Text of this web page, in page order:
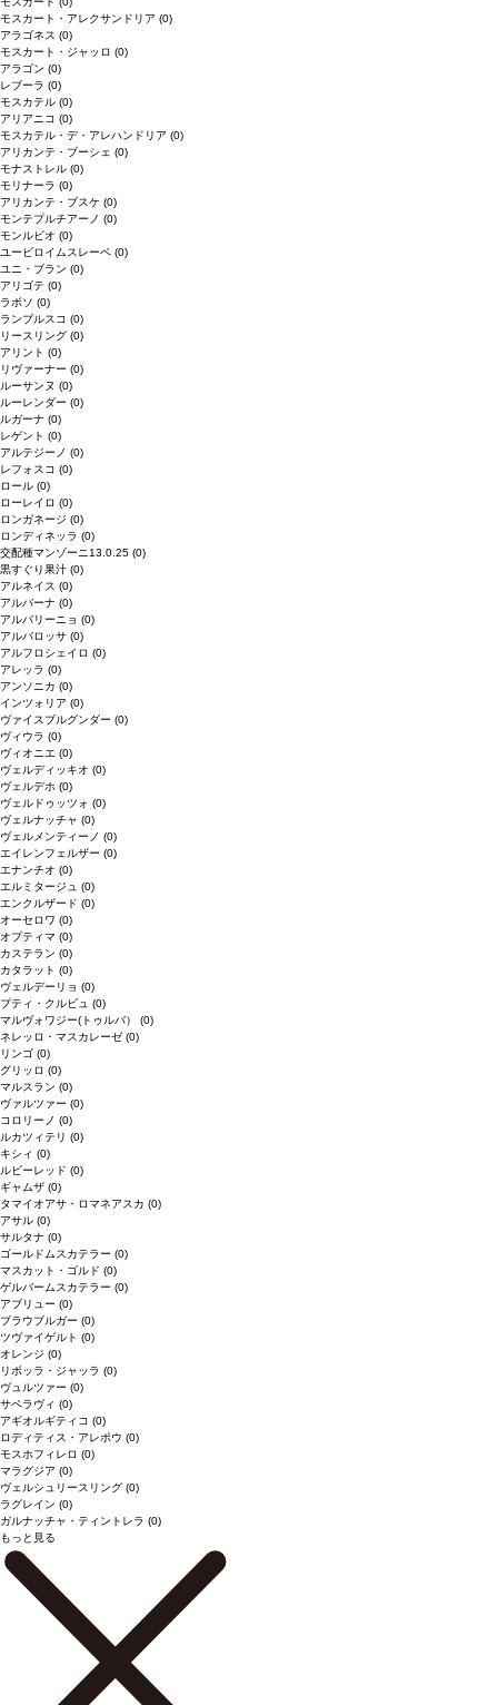
モスカート・アレクサンドリア (0)
アラゴネス (0)
モスカート・ジャッロ (0)
アラゴン (0)
レブーラ (0)
モスカテル (0)
アリアニコ (0)
モスカテル・デ・アレハンドリア (0)
アリカンテ・ブーシェ (0)
モナストレル (0)
モリナーラ (0)
アリカンテ・ブスケ (0)
モンテプルチアーノ (0)
モンルビオ (0)
ユービロイムスレーベ (0)
ユニ・ブラン (0)
アリゴテ (0)
ラボソ (0)
ランブルスコ (0)
リースリング (0)
アリント (0)
リヴァーナー (0)
ルーサンヌ (0)
ルーレンダー (0)
ルガーナ (0)
レゲント (0)
アルテジーノ (0)
レフォスコ (0)
ロール (0)
ローレイロ (0)
ロンガネージ (0)
ロンディネッラ (0)
交配種マンゾーニ13.0.25 (0)
黒すぐり果汁 (0)
アルネイス (0)
アルバーナ (0)
アルバリーニョ (0)
アルバロッサ (0)
アルフロシェイロ (0)
アレッラ (0)
アンソニカ (0)
インツォリア (0)
ヴァイスブルグンダー (0)
ヴィウラ (0)
ヴィオニエ (0)
ヴェルディッキオ (0)
ヴェルデホ (0)
ヴェルドゥッツォ (0)
ヴェルナッチャ (0)
ヴェルメンティーノ (0)
エイレンフェルザー (0)
エナンチオ (0)
エルミタージュ (0)
エンクルザード (0)
オーセロワ (0)
オプティマ (0)
カステラン (0)
カタラット (0)
ヴェルデーリョ (0)
プティ・クルビュ (0)
マルヴォワジー(トゥルバ） (0)
ネレッロ・マスカレーゼ (0)
リンゴ (0)
グリッロ (0)
マルスラン (0)
ヴァルツァー (0)
コロリーノ (0)
ルカツィテリ (0)
キシィ (0)
ルビーレッド (0)
ギャムザ (0)
タマイオアサ・ロマネアスカ (0)
アサル (0)
サルタナ (0)
ゴールドムスカテラー (0)
マスカット・ゴルド (0)
ゲルバームスカテラー (0)
アブリュー (0)
ブラウブルガー (0)
ツヴァイゲルト (0)
オレンジ (0)
リボッラ・ジャッラ (0)
ヴュルツァー (0)
サペラヴィ (0)
アギオルギティコ (0)
ロディティス・アレポウ (0)
モスホフィレロ (0)
マラグジア (0)
ヴェルシュリースリング (0)
ラグレイン (0)
ガルナッチャ・ティントレラ (0)
もっと見る